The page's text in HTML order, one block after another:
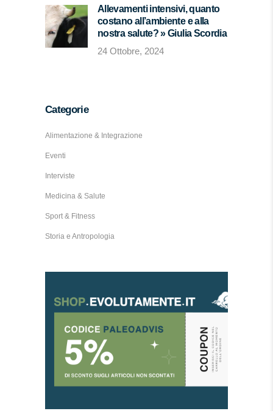
Allevamenti intensivi, quanto
costano all’ambiente e alla
nostra salute? » Giulia Scordia
24 Ottobre, 2024
Categorie
Alimentazione & Integrazione
Eventi
Interviste
Medicina & Salute
Sport & Fitness
Storia e Antropologia